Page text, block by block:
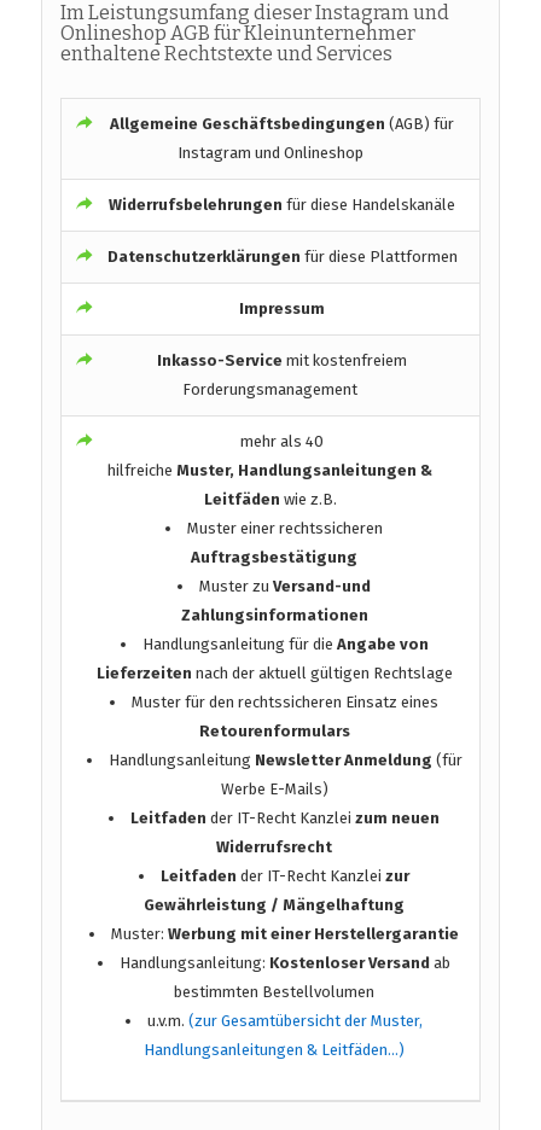
Im Leistungsumfang dieser Instagram und
Onlineshop AGB für Kleinunternehmer
enthaltene Rechtstexte und Services
Allgemeine Geschäftsbedingungen (AGB) für
Instagram und Onlineshop
Widerrufsbelehrungenfür diese Handelskanäle
Datenschutzerklärungen für diese Plattformen
Impressum
Inkasso-Service mit kostenfreiem
Forderungsmanagement
mehr als 40
hilfreicheMuster, Handlungsanleitungen &
Leitfäden wie z.B.
Muster einer rechtssicheren
Auftragsbestätigung
Muster zuVersand-und
Zahlungsinformationen
Handlungsanleitung für die Angabe von
Lieferzeiten nach der aktuell gültigen Rechtslage
Muster für den rechtssicheren Einsatz eines
Retourenformulars
Handlungsanleitung Newsletter Anmeldung (für
Werbe E-Mails)
Leitfaden der IT-Recht Kanzleizum neuen
Widerrufsrecht
Leitfaden der IT-Recht Kanzleizur
Gewährleistung / Mängelhaftung
Muster:Werbung mit einer Herstellergarantie
Handlungsanleitung: Kostenloser Versand ab
bestimmten Bestellvolumen
u.v.m.(zur Gesamtübersicht der Muster,
Handlungsanleitungen & Leitfäden…)